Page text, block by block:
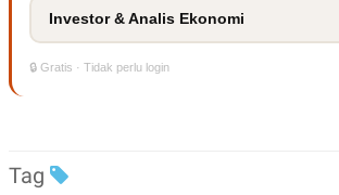
OF
USE
PEDOMAN
POLICY
Investor & Analis Ekonomi
🔒 Gratis · Tidak perlu login
Tag